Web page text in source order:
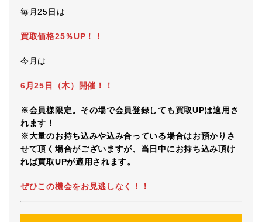
毎月25日は
買取価格25％UP！！
今月は
6月25日（木）開催！！
※会員様限定。その場で会員登録しても買取UPは適用さ
れます！
※大量のお持ち込みや込み合っている場合はお預かりさ
せて頂く場合がございますが、当日中にお持ち込み頂け
れば買取UPが適用されます。
ぜひこの機会をお見逃しなく！！